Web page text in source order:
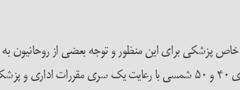
پزشکی برای این منظور و توجه بعضی از روحانیون به
البته این یادآوری ضروری است که عمل تغییر جنسیت از سال‌های دهه‌ی ۱۳۳۰ شمسی و به‌طور فزاینده‌ای در دهه‌های